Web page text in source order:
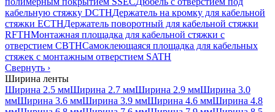
кабельную стяжку DCTHДержатель на кромку для кабельной
стяжки ECTHДержатель поворотный для кабельной стяжки
RFTHМонтажная площадка для кабельной стяжки с
отверстием CBTHСамоклеющаяся площадка для кабельных
стяжек с монтажным отверстием SATH
Свернуть ›
Ширина ленты
Ширина 2.5 ммШирина 2.7 ммШирина 2.9 ммШирина 3.0
ммШирина 3.6 ммШирина 3.9 ммШирина 4.6 ммШирина 4.8